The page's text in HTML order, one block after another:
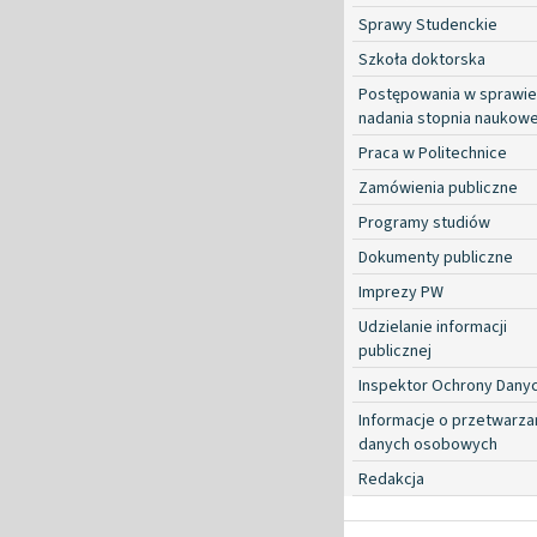
Sprawy Studenckie
Szkoła doktorska
Postępowania w sprawie
nadania stopnia
Praca w Politechnice
Zamówienia publiczne
Programy studiów
Dokumenty publiczne
Imprezy PW
Udzielanie informacji
publicznej
Inspektor Ochrony
Informacje o
danych osobowych
Redakcja